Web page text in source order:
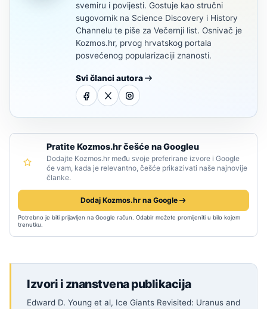
svemiru i povijesti. Gostuje kao stručni
sugovornik na Science Discovery i History
Channelu te piše za Večernji list. Osnivač je
Kozmos.hr, prvog hrvatskog portala
posvećenog popularizaciji znanosti.
Svi članci autora
Pratite Kozmos.hr češće na Googleu
Dodajte Kozmos.hr među svoje preferirane izvore i Google
će vam, kada je relevantno, češće prikazivati naše najnovije
članke.
Dodaj Kozmos.hr na Google
Potrebno je biti prijavljen na Google račun. Odabir možete promijeniti u bilo kojem
trenutku.
Izvori i znanstvena publikacija
Edward D. Young et al, Ice Giants Revisited: Uranus and